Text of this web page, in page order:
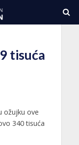
tisuća
ožujku ove
340 tisuća